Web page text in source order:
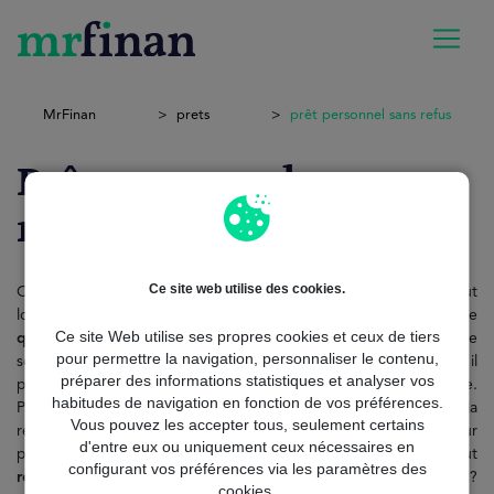
Ce site web utilise des cookies.
Ce site Web utilise ses propres cookies et ceux de tiers
pour permettre la navigation, personnaliser le contenu,
préparer des informations statistiques et analyser vos
habitudes de navigation en fonction de vos préférences.
Vous pouvez les accepter tous, seulement certains
d'entre eux ou uniquement ceux nécessaires en
configurant vos préférences via les paramètres des
MrFinan prets prêt personnel sans refus
Prêt personnel sans
refus
Obtenir un crédit en France n’est pas toujours simple, surtout
lorsque l’on craint un refus bancaire. C’est dans ce contexte
qu’apparaîtla recherche d’un prêt personnel sans refus, une
solution rapide et accessible. Ce type de financement séduit car il
promet une réponse immédiate et uneacceptationplus large.
Pourtant, il ne s’agit pasd’unepromesse “magique” : la
réglementation française impose toujours des règles strictes pour
protéger les consommateurs. Alors, comment savoir si l’on peut
réellementobtenir un prêt personnel sans refus en France ?